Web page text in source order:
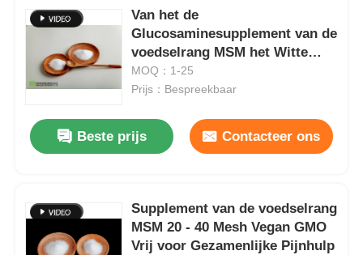
Van het de
Glucosaminesupplement van de
voedselrang MSM het Witte
Poeder van
Methylsulfonylmethane
MOQ：1-25
Prijs：Bespreekbaar
Beste prijs Contacteer ons
Supplement van de voedselrang
MSM 20 - 40 Mesh Vegan GMO
Vrij voor Gezamenlijke Pijnhulp